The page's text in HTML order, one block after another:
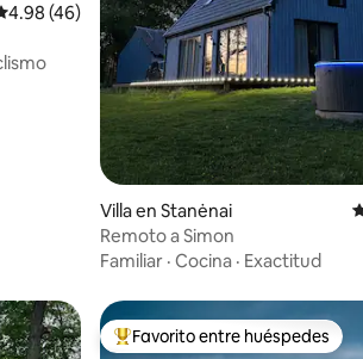
promedio: 4.98 de 5, 46 reseñas
4.98 (46)
Villa en Stanėnai
Remoto a Simon
Familiar · Cocina · Exactitud
Favorito entre huéspedes
Favorito entre huéspedes